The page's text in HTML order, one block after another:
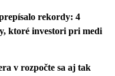
rekordy: 4
ktoré investori pri medi
v rozpočte sa aj tak